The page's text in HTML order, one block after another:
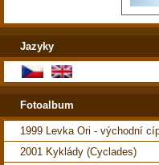
Jazyky
Fotoalbum
1999 Levka Ori - východní
2001 Kyklády (Cyclades)